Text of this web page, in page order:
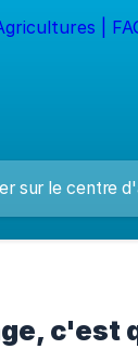
c'est